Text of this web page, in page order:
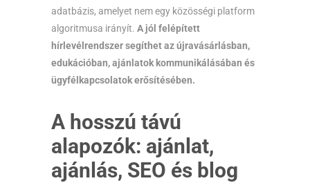
adatbázis, amelyet nem egy közösségi platform
algoritmusa irányít. A jól felépített
hírlevélrendszer segíthet az újravásárlásban,
edukációban, ajánlatok kommunikálásában és
ügyfélkapcsolatok erősítésében.
A hosszú távú
alapozók: ajánlat,
ajánlás, SEO és blog